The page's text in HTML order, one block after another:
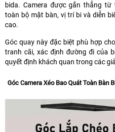
bida. Camera được gắn thẳng
toàn bộ mặt bàn, vị trí bi và diễn
cao.
Góc quay này đặc biệt phù hợp
tranh cãi, xác định đường đi của
quyết định khách quan trong các
Góc Camera Xéo Bao Quát Toàn Bàn